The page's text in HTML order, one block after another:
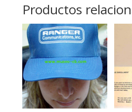
Productos